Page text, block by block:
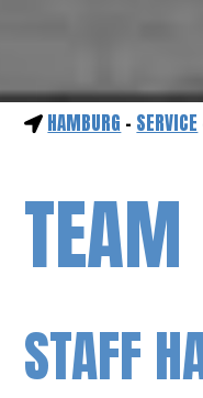
HAMBURG - SERVICE
TEAM
STAFF